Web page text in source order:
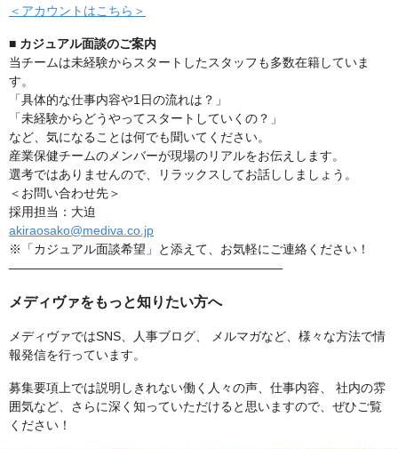
＜アカウントはこちら＞
■ カジュアル面談のご案内
当チームは未経験からスタートしたスタッフも多数在籍していま
す。
「具体的な仕事内容や1日の流れは？」
「未経験からどうやってスタートしていくの？」
など、気になることは何でも聞いてください。
産業保健チームのメンバーが現場のリアルをお伝えします。
選考ではありませんので、リラックスしてお話ししましょう。
＜お問い合わせ先＞
採用担当：大迫
akiraosako@mediva.co.jp
※「カジュアル面談希望」と添えて、お気軽にご連絡ください！
――――――――――――――――――――――
メディヴァをもっと知りたい方へ
メディヴァではSNS、人事ブログ、 メルマガなど、様々な方法で情
報発信を行っています。
募集要項上では説明しきれない働く人々の声、仕事内容、 社内の雰
囲気など、さらに深く知っていただけると思いますので、ぜひご覧
ください！